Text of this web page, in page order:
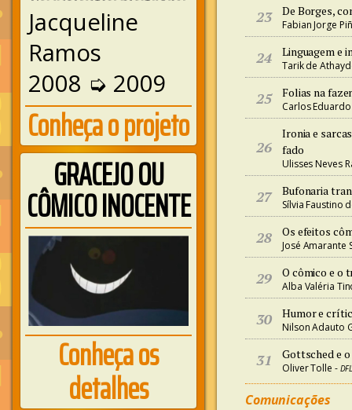
Jacqueline
Ramos
2008 ➭ 2009
Conheça o projeto
GRACEJO OU
CÔMICO INOCENTE
Conheça os
detalhes
23 De Borges,
Fabian Jorge
24 Linguagem e
Tarik de
25 Folias na
Carlos
26
Ironia e
fado
Ulisses Neves
27 Bufonaria
Sílvia Faustino
28 Os efeitos
José Amarante
29 O cômico e o
Alba Valéria
30 Humor e
Nilson Adauto
31 Gottsched e
Oliver Tolle -
Comunicações